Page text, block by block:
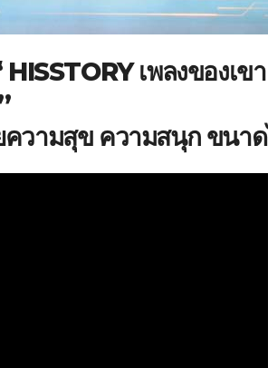
เพลงของเขา
วามสุข ความสนุก ขนา